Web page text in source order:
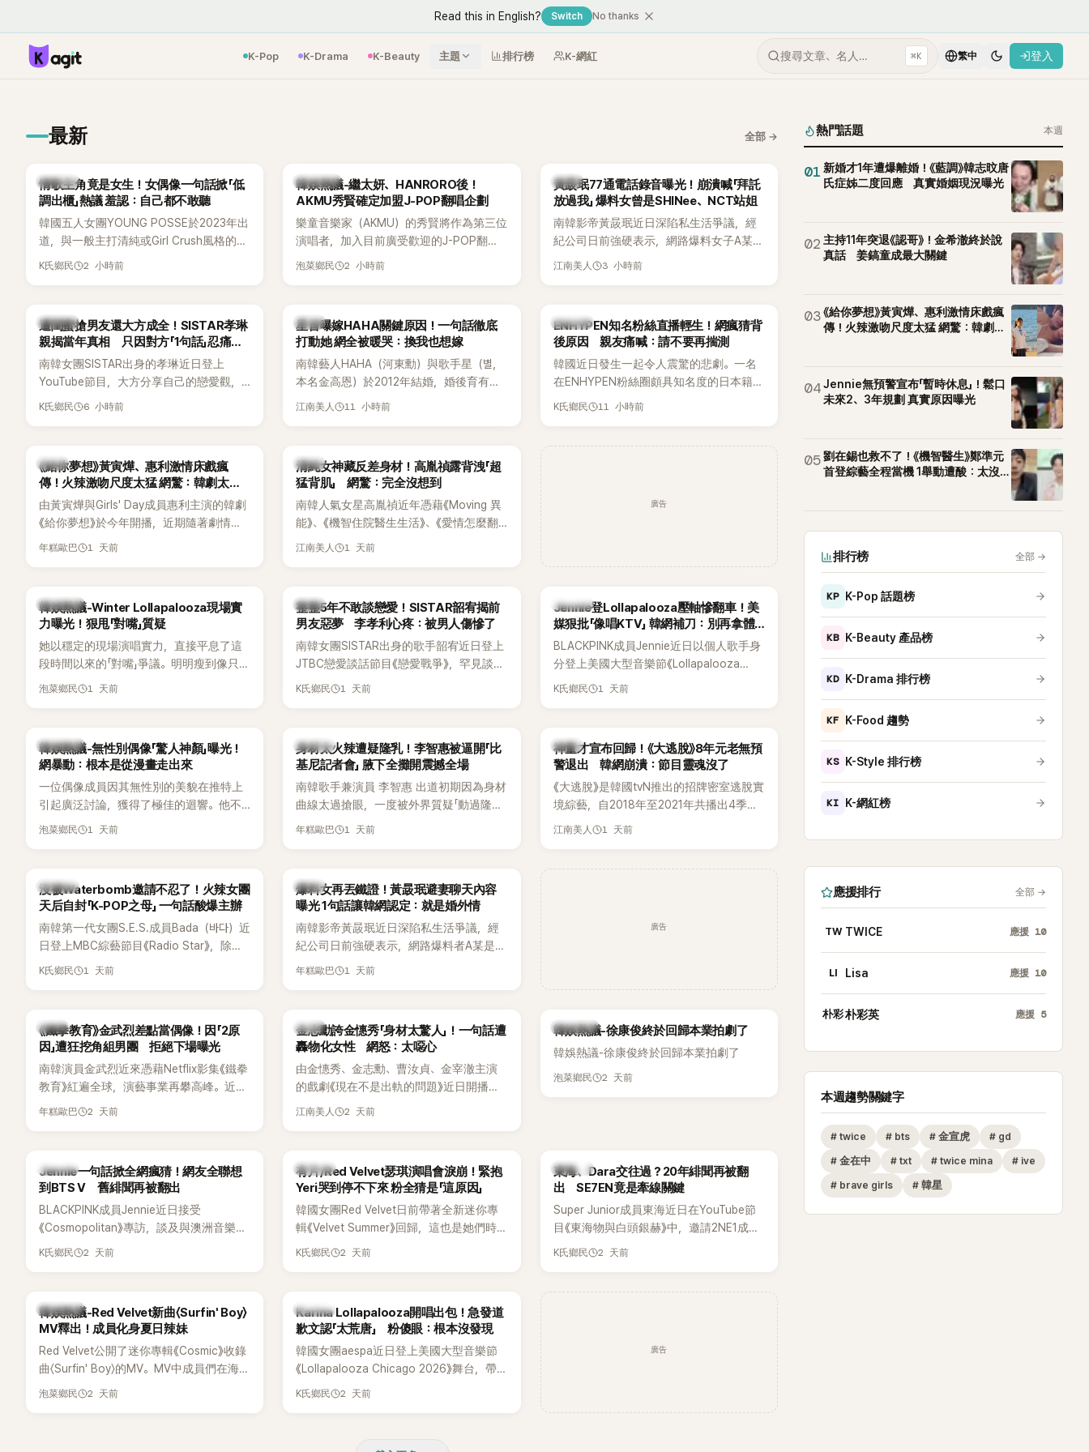
Read this in English? Switch No thanks
K-Pop K-Drama K-Beauty 主題 排行榜 K-網紅 搜尋文章、名人… ⌘K 繁中 登入
最新 全部 →
K-POP
情歌主角竟是女生！女偶像一句話掀「低
調出櫃」熱議 羞認：自己都不敢聽
韓國五人女團YOUNG POSSE於2023年出
道，與一般主打清純或Girl Crush風格的女
團不同，她們以濃厚的Hip-Hop元素、自
的音樂風格，在海外尤其是歐美市場累積
不少人氣，逐漸成為第五代女團中極具辨
識度的新生代代表之一。
K氏鄉民 2 小時前
熱議討論
韓娛熱議-繼太妍、HANRORO後！
AKMU秀賢確定加盟J-POP翻唱企劃
樂童音樂家（AKMU）的秀賢將作為第三位
演唱者，加入目前廣受歡迎的J-POP翻唱
企劃。繼太妍和Hanroro之後，秀賢已獲
泡菜鄉民 2 小時前
韓星
黃晸珉77通電話錄音曝光！崩潰喊「拜託
放過我」 爆料女曾是SHINee、NCT站姐
南韓影帝黃晸珉近日深陷私生活爭議，經
紀公司日前強硬表示，網路爆料女子A某涉
嫌長期跟蹤黃晸珉，已正式採取法律行
的單方面騷擾。如今，韓媒《Dispatch》再
曝光雙方77通電話的錄音內容，而A也首
度承認自己過去曾是SHINee、NCT等偶像
團體的「站姐」，事件持續延燒。
江南美人 3 小時前
K-POP
遭閨蜜搶男友還大方成全！SISTAR孝琳
親揭當年真相 只因對方「1句話」忍痛放
手
南韓女團SISTAR出身的孝琳近日登上
YouTube節目，大方分享自己的戀愛觀，
更首度坦承過去曾遭最好的朋友搶走男
K氏鄉民 6 小時前
韓星
星首曝嫁HAHA關鍵原因！一句話徹底
打動她 網全被暖哭：換我也想嫁
南韓藝人HAHA（河東勳）與歌手星（별，
本名金高恩）於2012年結婚，婚後育有兩
子一女，一家五口生活幸福美滿，也是韓
步入婚姻的最大理由。
江南美人 11 小時前
K-POP
ENHYPEN知名粉絲直播輕生！網瘋猜背
後原因 親友痛喊：請不要再揣測
韓國近日發生一起令人震驚的悲劇。一名
在ENHYPEN粉絲圈頗具知名度的日本籍女
粉絲，日前在TikTok直播期間輕生，最終
K氏鄉民 11 小時前
韓劇
《給你夢想》黃寅燁、惠利激情床戲瘋
傳！火辣激吻尺度太猛 網驚：韓劇太敢
拍
由黃寅燁與Girls' Day成員惠利主演的韓劇
《給你夢想》於今年開播，近期隨著劇情進
入高潮，男女主角的感情線快速升溫。最
年糕歐巴 1 天前
韓星
清純女神藏反差身材！高胤禎露背洩「超
猛背肌」 網驚：完全沒想到
南韓人氣女星高胤禎近年憑藉《Moving 異
能》、《機智住院醫生生活》、《愛情怎麼翻
譯？》、《努力克服自卑的我們》等多部熱門
近況照意外掀起熱議，不是因為仙氣十足
的美貌，而是藏在纖細身材下的超狂背肌
與肩膀線條，反差感十足，讓不少網友看
傻直呼：「原來她身材這麼猛！」
江南美人 1 天前
廣告
熱議討論
韓娛熱議-Winter Lollapalooza現場實
力曝光！狠甩「對嘴」質疑
她以穩定的現場演唱實力，直接平息了這
段時間以來的「對嘴」爭議。明明瘦到像只剩
骨頭，怎麼還能唱出這麼驚人的爆發力和
泡菜鄉民 1 天前
韓星
整整5年不敢談戀愛！SISTAR韶宥揭前
男友惡夢 李孝利心疼：被男人傷慘了
南韓女團SISTAR出身的歌手韶宥近日登上
JTBC戀愛談話節目《戀愛戰爭》，罕見談及
自己的感情生活，不僅坦言已經整整5年沒
K氏鄉民 1 天前
K-POP
Jennie登Lollapalooza壓軸慘翻車！美
媒狠批「像唱KTV」 韓網補刀：別再拿體
力當藉口
BLACKPINK成員Jennie近日以個人歌手身
分登上美國大型音樂節《Lollapalooza
Chicago》主舞台，不僅成為首位擔任該音
遭部分網友質疑，就連美國當地媒體也毫
不留情給出負評，甚至形容整場演出「就像
一場豪華KTV」。
K氏鄉民 1 天前
熱議討論
韓娛熱議-無性別偶像「驚人神顏」曝光！
網暴動：根本是從漫畫走出來
一位偶像成員因其無性別的美貌在推特上
引起廣泛討論，獲得了極佳的迴響。他不
僅外型出眾，舞技也備受讚譽。
泡菜鄉民 1 天前
K-POP
身材太火辣遭疑隆乳！李智惠被逼開「比
基尼記者會」 腋下全攤開震撼全場
南韓歌手兼演員 李智惠 出道初期因為身材
曲線太過搶眼，一度被外界質疑「動過隆乳
手術」，最後甚至被公司安排親上火線，召
口回憶這段「隆乳疑雲黑歷史」，話題再度被
翻出來熱議。 2日播出的 SBS 綜藝節目
《我的經紀人太難搞－秘書鎮》，邀請同時
兼顧工作與育兒的演藝圈代表「媽媽群」
——李智惠、李賢怡、李恩亨，以第13位
最近的新聞，李瑞鎮突然直球發問：「妳不
是上新聞了？說妳去做整形？是人中縮短
手術嗎？」一貫犀利又不留情的問法，讓現
場瞬間笑成一片。對此，李智惠也毫不閃
躲，淡定接招，兩人鬥嘴默契十足。 話題
會？」直接點名她當年的風波。李智惠聽了
忍不住笑說：「哥怎麼連這個都知道？」李瑞
鎮則回嘴：「那時候新聞鬧那麼大，不知道
才奇怪吧。」一來一往，氣氛反而更加輕
鬆。 談到當年情況，李智惠終於鬆口坦
言，當時確實被質疑動過隆胸手術。她回
自站出來說清楚。 李智惠進一步解釋，當
時隆胸手術幾乎只有「腋下切開」一種方式，
脆把腋下給大家看，證明我根本沒動過。」
一句話說完，全場瞬間炸鍋，來賓又驚又
笑。 事實上，早在 2006 年，李智惠就為
了證明自己沒有「隆乳」，真的召開了一場泳
年糕歐巴 1 天前
韓星
神童才宣布回歸！《大逃脫》8年元老無預
警退出 韓網崩潰：節目靈魂沒了
《大逃脫》是韓國tvN推出的招牌密室逃脫實
境綜藝，自2018年至2021年共播出4季，
由鄭鍾淵PD打造完整的「大逃脫宇宙
江南美人 1 天前
K-POP
沒被Waterbomb邀請不忍了！火辣女團
天后自封「K-POP之母」 一句話酸爆主辦
南韓第一代女團S.E.S.成員Bada（바다）近
日登上MBC綜藝節目《Radio Star》，除了
分享近況，還罕見公開向夏季音樂節
根本只是懂了皮毛。」一番話笑翻全場，也
引發網友熱議。
K氏鄉民 1 天前
韓星
爆料女再丟鐵證！黃晸珉避妻聊天內容
曝光 1句話讓韓網認定：就是婚外情
南韓影帝黃晸珉近日深陷私生活爭議，經
紀公司日前強硬表示，網路爆料者A某是涉
嫌長期跟蹤黃晸珉的嫌疑人，已採取法律
「雙向互動」，並非外界所稱的單方面騷擾。
年糕歐巴 1 天前
廣告
韓星
《鐵拳教育》金武烈差點當偶像！因「2原
因」遭狂挖角組男團 拒絕下場曝光
南韓演員金武烈近來憑藉Netflix影集《鐵拳
教育》紅遍全球，演藝事業再攀高峰。近日
被爆出一段鮮為人知的出道祕辛，原來他
年糕歐巴 2 天前
韓星
金志勳誇金憓秀「身材太驚人」！一句話遭
轟物化女性 網怒：太噁心
由金憓秀、金志勳、曹汝貞、金宰澈主演
的戲劇《現在不是出軌的問題》近日開播，
為宣傳新作品，四位主演一同出演
味，引發大量批評。
江南美人 2 天前
熱議討論
韓娛熱議-徐康俊終於回歸本業拍劇了
韓娛熱議-徐康俊終於回歸本業拍劇了
泡菜鄉民 2 天前
K-POP
Jennie一句話掀全網瘋猜！網友全聯想
到BTS V 舊緋聞再被翻出
BLACKPINK成員Jennie近日接受
《Cosmopolitan》專訪，談及與澳洲音樂人
Tame Impala合作推出〈Dracula（JENNIE
K氏鄉民 2 天前
K-POP
有片/Red Velvet瑟琪演唱會淚崩！緊抱
Yeri哭到停不下來 粉全猜是「這原因」
韓國女團Red Velvet日前帶著全新迷你專
輯《Velvet Summer》回歸，這也是她們時
隔2年再度推出新作品。為慶祝出道12週
度落淚，令人相當心疼。
K氏鄉民 2 天前
K-POP
東海、Dara交往過？20年緋聞再被翻
出 SE7EN竟是牽線關鍵
Super Junior成員東海近日在YouTube節
目《東海物與白頭銀赫》中，邀請2NE1成員
Dara擔任嘉賓。兩人不僅回憶出道前的青
K氏鄉民 2 天前
熱議討論
韓娛熱議-Red Velvet新曲〈Surfin' Boy〉
MV釋出！成員化身夏日辣妹
Red Velvet公開了迷你專輯《Cosmic》收錄
曲〈Surfin' Boy〉的MV。MV中成員們在海邊
享受夏日，展現了清爽活潑的魅力。
泡菜鄉民 2 天前
K-POP
Karina Lollapalooza開唱出包！急發道
歉文認「太荒唐」 粉傻眼：根本沒發現
韓國女團aespa近日登上美國大型音樂節
《Lollapalooza Chicago 2026》舞台，帶
來多首代表作與新歌演出，現場氣氛嗨
K氏鄉民 2 天前
廣告
熱門話題 本週
01 新婚才1年遭爆離婚！《藍調》韓志旼唐
氏症姊二度回應 真實婚姻現況曝光
02 主持11年突退《認哥》！金希澈終於說
真話 姜鎬童成最大關鍵
03《給你夢想》黃寅燁、惠利激情床戲瘋
傳！火辣激吻尺度太猛 網驚：韓劇太
04Jennie無預警宣布「暫時休息」！鬆口
未來2、3年規劃 真實原因曝光
05劉在錫也救不了！《機智醫生》鄭準元
首登綜藝全程當機 1舉動遭酸：太沒誠
排行榜 全部 →
KP K-Pop 話題榜
KB K-Beauty 產品榜
KD K-Drama 排行榜
KF K-Food 趨勢
KS K-Style 排行榜
KI K-網紅榜
應援排行 全部 →
TW TWICE 應援 10
LI Lisa 應援 10
朴彩朴彩英 應援 5
本週趨勢關鍵字
# twice # bts # 金宣虎 # gd
# 金在中 # txt # twice mina # ive
# brave girls # 韓星